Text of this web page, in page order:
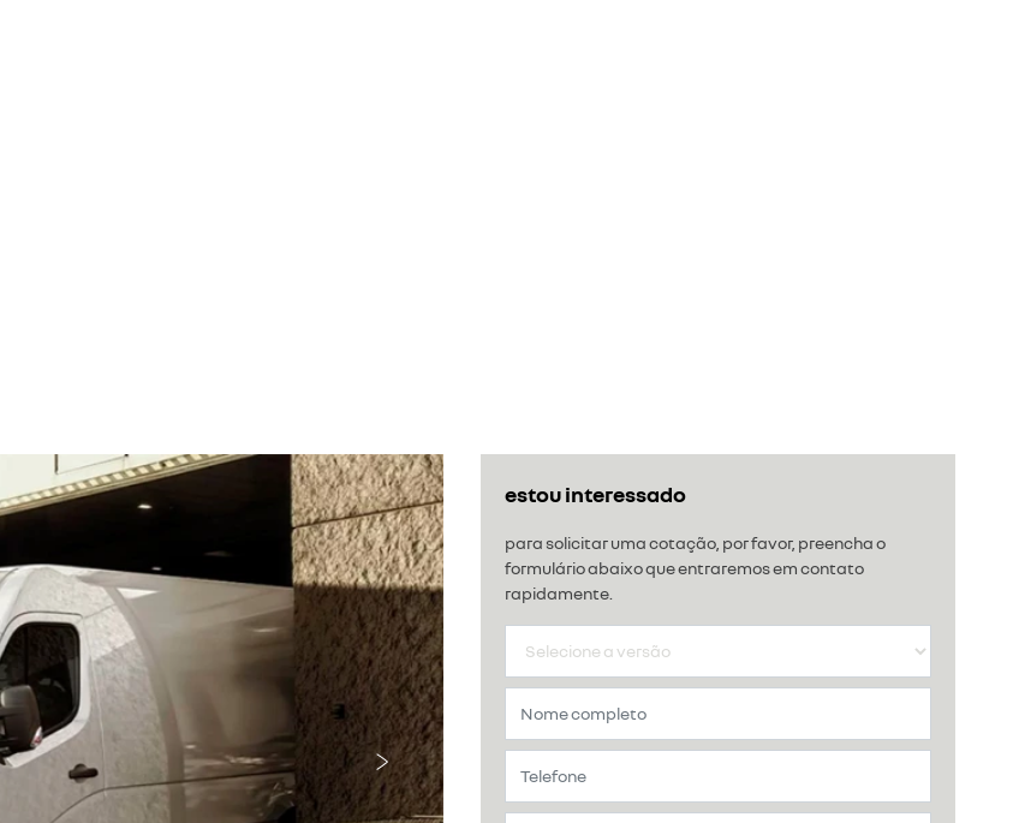
estou interessado
para solicitar uma cotação, por favor, preencha o
formulário abaixo que entraremos em contato
rapidamente.
Próximo